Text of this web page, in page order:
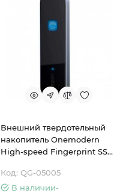
Внешний твердотельный
накопитель Onemodern
High-speed Fingerprint SSD
Код: QG-05005
В наличии-